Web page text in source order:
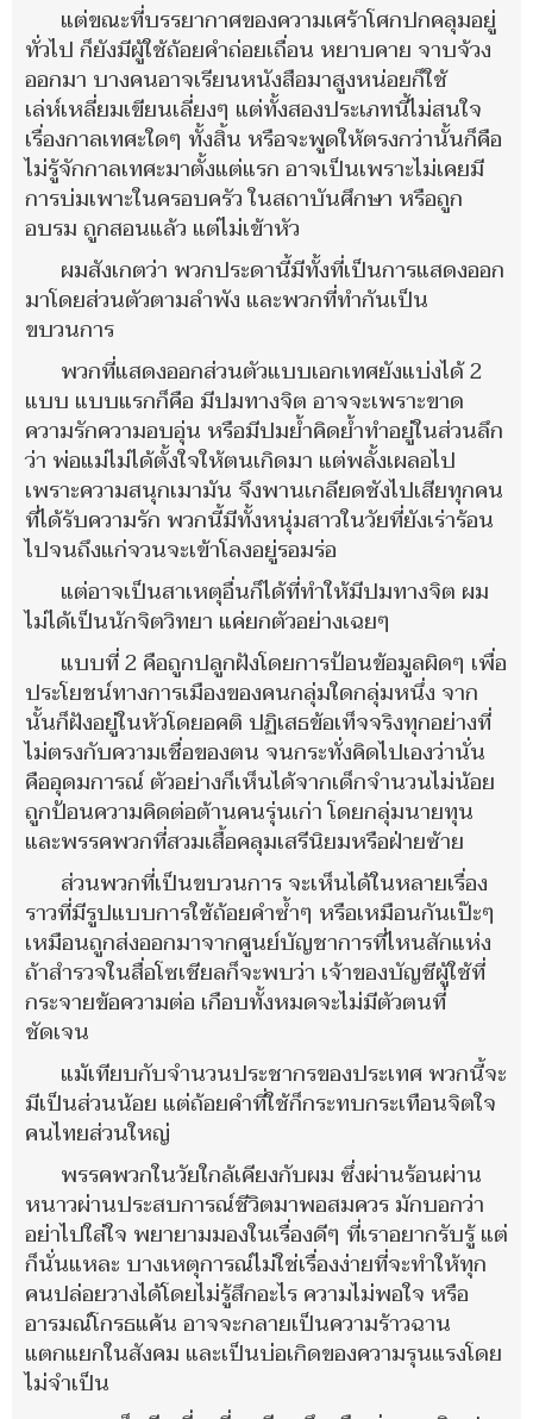
แต่ขณะที่บรรยากาศของความเศร้าโศกปกคลุมอยู่
ทั่วไป ก็ยังมีผู้ใช้ถ้อยคำถ่อยเถื่อน หยาบคาย จาบจ้วง
ออกมา บางคนอาจเรียนหนังสือมาสูงหน่อยก็ใช้
เล่ห์เหลี่ยมเขียนเลี่ยงๆ แต่ทั้งสองประเภทนี้ไม่สนใจ
เรื่องกาลเทศะใดๆ ทั้งสิ้น หรือจะพูดให้ตรงกว่านั้นก็คือ
ไม่รู้จักกาลเทศะมาตั้งแต่แรก อาจเป็นเพราะไม่เคยมี
การบ่มเพาะในครอบครัว ในสถาบันศึกษา หรือถูก
อบรม ถูกสอนแล้ว แต่ไม่เข้าหัว
ผมสังเกตว่า พวกประดานี้มีทั้งที่เป็นการแสดงออก
มาโดยส่วนตัวตามลำพัง และพวกที่ทำกันเป็น
ขบวนการ
พวกที่แสดงออกส่วนตัวแบบเอกเทศยังแบ่งได้ 2
แบบ แบบแรกก็คือ มีปมทางจิต อาจจะเพราะขาด
ความรักความอบอุ่น หรือมีปมย้ำคิดย้ำทำอยู่ในส่วนลึก
ว่า พ่อแม่ไม่ได้ตั้งใจให้ตนเกิดมา แต่พลั้งเผลอไป
เพราะความสนุกเมามัน จึงพานเกลียดชังไปเสียทุกคน
ที่ได้รับความรัก พวกนี้มีทั้งหนุ่มสาวในวัยที่ยังเร่าร้อน
ไปจนถึงแก่จวนจะเข้าโลงอยู่รอมร่อ
แต่อาจเป็นสาเหตุอื่นก็ได้ที่ทำให้มีปมทางจิต ผม
ไม่ได้เป็นนักจิตวิทยา แค่ยกตัวอย่างเฉยๆ
แบบที่ 2 คือถูกปลูกฝังโดยการป้อนข้อมูลผิดๆ เพื่อ
ประโยชน์ทางการเมืองของคนกลุ่มใดกลุ่มหนึ่ง จาก
นั้นก็ฝังอยู่ในหัวโดยอคติ ปฏิเสธข้อเท็จจริงทุกอย่างที่
ไม่ตรงกับความเชื่อของตน จนกระทั่งคิดไปเองว่านั่น
คืออุดมการณ์ ตัวอย่างก็เห็นได้จากเด็กจำนวนไม่น้อย
ถูกป้อนความคิดต่อต้านคนรุ่นเก่า โดยกลุ่มนายทุน
และพรรคพวกที่สวมเสื้อคลุมเสรีนิยมหรือฝ่ายซ้าย
ส่วนพวกที่เป็นขบวนการ จะเห็นได้ในหลายเรื่อง
ราวที่มีรูปแบบการใช้ถ้อยคำซ้ำๆ หรือเหมือนกันเป๊ะๆ
เหมือนถูกส่งออกมาจากศูนย์บัญชาการที่ไหนสักแห่ง
ถ้าสำรวจในสื่อโซเชียลก็จะพบว่า เจ้าของบัญชีผู้ใช้ที่
กระจายข้อความต่อ เกือบทั้งหมดจะไม่มีตัวตนที่
ชัดเจน
แม้เทียบกับจำนวนประชากรของประเทศ พวกนี้จะ
มีเป็นส่วนน้อย แต่ถ้อยคำที่ใช้ก็กระทบกระเทือนจิตใจ
คนไทยส่วนใหญ่
พรรคพวกในวัยใกล้เคียงกับผม ซึ่งผ่านร้อนผ่าน
หนาวผ่านประสบการณ์ชีวิตมาพอสมควร มักบอกว่า
อย่าไปใส่ใจ พยายามมองในเรื่องดีๆ ที่เราอยากรับรู้ แต่
ก็นั่นแหละ บางเหตุการณ์ไม่ใช่เรื่องง่ายที่จะทำให้ทุก
คนปล่อยวางได้โดยไม่รู้สึกอะไร ความไม่พอใจ หรือ
อารมณ์โกรธแค้น อาจจะกลายเป็นความร้าวฉาน
แตกแยกในสังคม และเป็นบ่อเกิดของความรุนแรงโดย
ไม่จำเป็น